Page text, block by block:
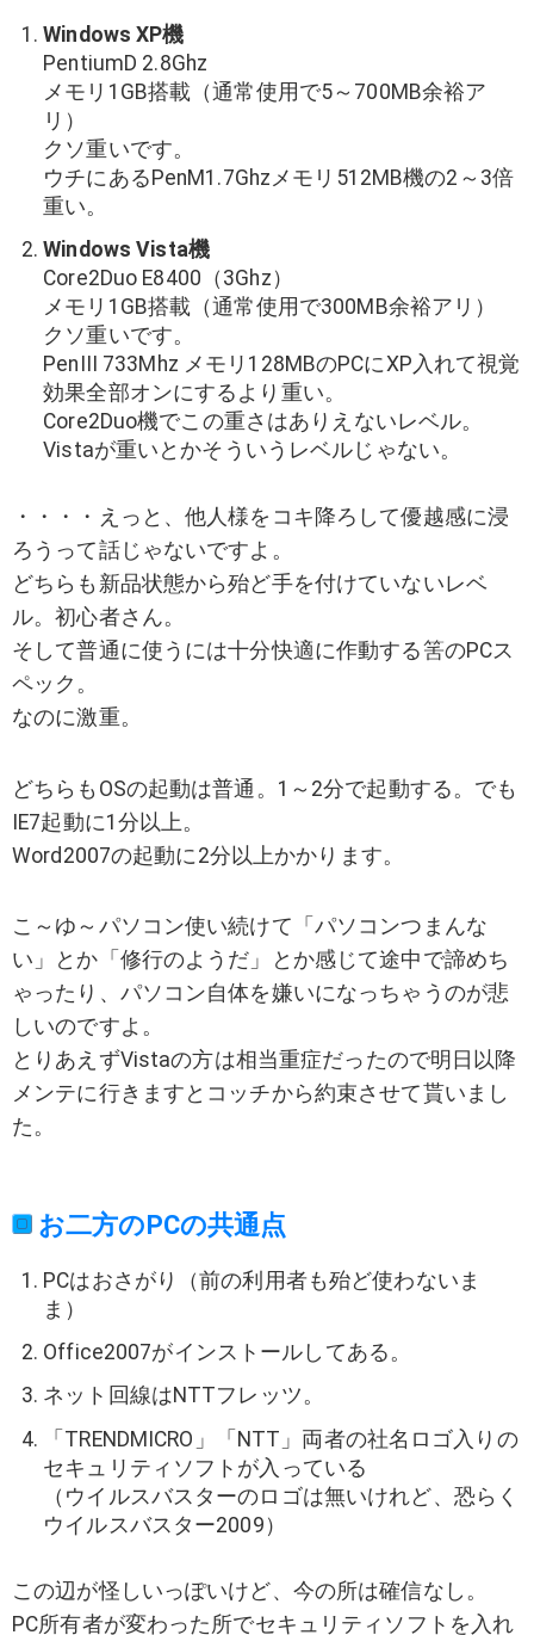
Windows XP機
PentiumD 2.8Ghz
メモリ1GB搭載（通常使用で5～700MB余裕ア
リ）
クソ重いです。
ウチにあるPenM1.7Ghzメモリ512MB機の2～3倍
重い。
Windows Vista機
Core2Duo E8400（3Ghz）
メモリ1GB搭載（通常使用で300MB余裕アリ）
クソ重いです。
PenIII 733Mhz メモリ128MBのPCにXP入れて視覚
効果全部オンにするより重い。
Core2Duo機でこの重さはありえないレベル。
Vistaが重いとかそういうレベルじゃない。
・・・・えっと、他人様をコキ降ろして優越感に浸
ろうって話じゃないですよ。
どちらも新品状態から殆ど手を付けていないレベ
ル。初心者さん。
そして普通に使うには十分快適に作動する筈のPCス
ペック。
なのに激重。
どちらもOSの起動は普通。1～2分で起動する。でも
IE7起動に1分以上。
Word2007の起動に2分以上かかります。
こ～ゆ～パソコン使い続けて「パソコンつまんな
い」とか「修行のようだ」とか感じて途中で諦めち
ゃったり、パソコン自体を嫌いになっちゃうのが悲
しいのですよ。
とりあえずVistaの方は相当重症だったので明日以降
メンテに行きますとコッチから約束させて貰いまし
た。
お二方のPCの共通点
PCはおさがり（前の利用者も殆ど使わないま
ま）
Office2007がインストールしてある。
ネット回線はNTTフレッツ。
「TRENDMICRO」「NTT」両者の社名ロゴ入りの
セキュリティソフトが入っている
（ウイルスバスターのロゴは無いけれど、恐らく
ウイルスバスター2009）
この辺が怪しいっぽいけど、今の所は確信なし。
PC所有者が変わった所でセキュリティソフトを入れ